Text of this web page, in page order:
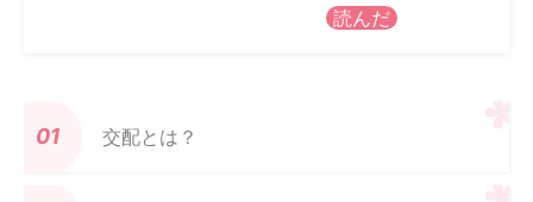
読んだ
交配とは？